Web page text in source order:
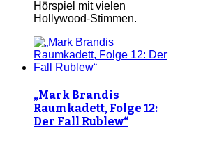
Hörspiel mit vielen
Hollywood-Stimmen.
„Mark Brandis
Raumkadett, Folge 12:
Der Fall Rublew“